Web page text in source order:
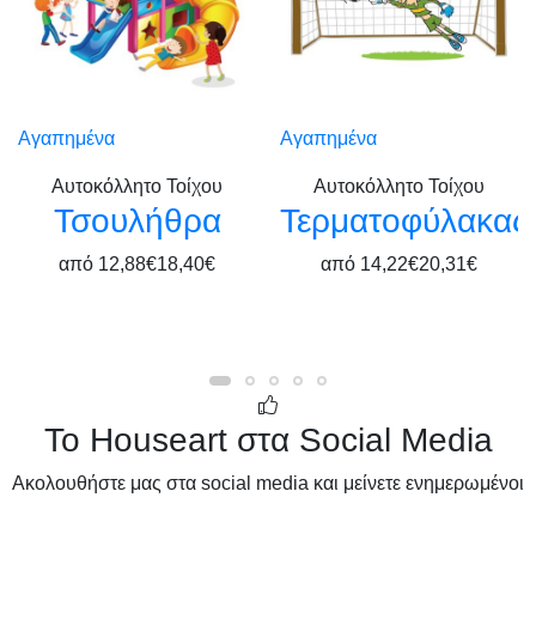
Αγαπημένα
Αυτοκόλλητο Τοίχου
Τσουλήθρα
από 12,88€18,40€
Αγαπημένα
Αυτοκόλλητο Τοίχου
Τερματοφύλακας
από 14,22€20,31€
Το Houseart στα Social Media
Ακολουθήστε μας στα social media και μείνετε ενημερωμένοι